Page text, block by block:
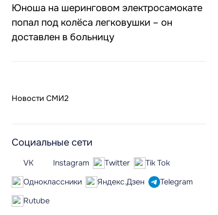
Юноша на шеринговом электросамокате
попал под колёса легковушки – он
доставлен в больницу
Новости СМИ2
Социальные сети
VK Instagram Twitter
Tik Tok
Одноклассники
Яндекс.Дзен
Telegram
Rutube